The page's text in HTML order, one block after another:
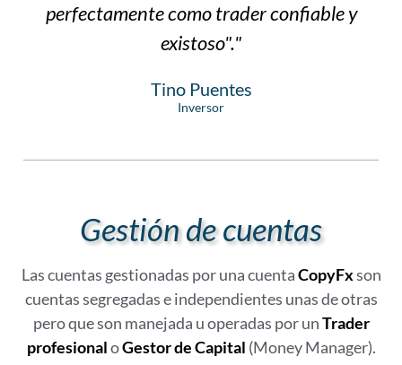
perfectamente como trader confiable y
existoso"."
Tino Puentes
Inversor
Gestión de cuentas
Las cuentas gestionadas por una cuentaCopyFxson
cuentas segregadas e independientes unas de otras
pero que son manejada u operadas por unTrader
profesionaloGestor de Capital (Money Manager).